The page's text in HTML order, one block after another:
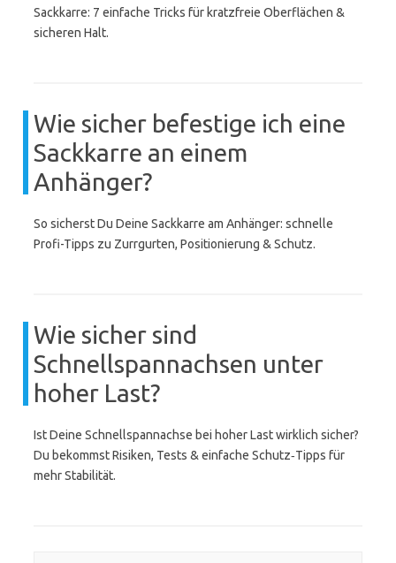
Sackkarre: 7 einfache Tricks für kratzfreie Oberflächen &
sicheren Halt.
Wie sicher befestige ich eine
Sackkarre an einem
Anhänger?
So sicherst Du Deine Sackkarre am Anhänger: schnelle
Profi-Tipps zu Zurrgurten, Positionierung & Schutz.
Wie sicher sind
Schnellspannachsen unter
hoher Last?
Ist Deine Schnellspannachse bei hoher Last wirklich sicher?
Du bekommst Risiken, Tests & einfache Schutz‑Tipps für
mehr Stabilität.